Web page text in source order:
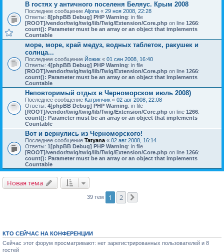
В гостях у античного поселеня Беляус. Крым 2008
Последнее сообщение Aljona « 29 ноя 2008, 22:28
Ответы: 8[phpBB Debug] PHP Warning: in file
[ROOT]/vendor/twig/twig/lib/Twig/Extension/Core.php on line 1266:
count(): Parameter must be an array or an object that implements
Countable
море, море, край медуз, водных таблеток, ракушек и
солнца...
Последнее сообщение Йожик « 01 сен 2008, 16:40
Ответы: 4[phpBB Debug] PHP Warning: in file
[ROOT]/vendor/twig/twig/lib/Twig/Extension/Core.php on line 1266:
count(): Parameter must be an array or an object that implements
Countable
Неповторимый отдых в Черноморском июль 2008)
Последнее сообщение Катринчик « 02 авг 2008, 22:08
Ответы: 4[phpBB Debug] PHP Warning: in file
[ROOT]/vendor/twig/twig/lib/Twig/Extension/Core.php on line 1266:
count(): Parameter must be an array or an object that implements
Countable
Вот и вернулись из Черноморского!
Последнее сообщение Tatyana « 02 авг 2008, 16:14
Ответы: 1 [phpBB Debug] PHP Warning: in file
[ROOT]/vendor/twig/twig/lib/Twig/Extension/Core.php on line 1266:
count(): Parameter must be an array or an object that implements
Countable
Новая тема
39 тем 1 2
КТО СЕЙЧАС НА КОНФЕРЕНЦИИ
Сейчас этот форум просматривают: нет зарегистрированных пользователей и 8
гостей